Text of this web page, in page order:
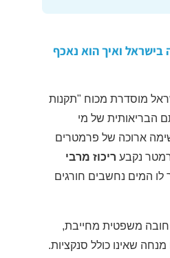
בישראל ואיך הוא נאכף
מוסדרת מכוח "תקנות
הבריאותית של מי
ארוכה של פרמטרים
נקבע ריכוז מרבי
המים נחשבים חורגים
חובה משפטית מחייבת,
שאינו כולל סנקציות.